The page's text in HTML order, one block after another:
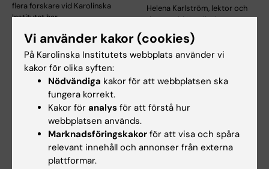
flera forskare vid Karolinska
Institutet har…
Helena Karlström, lektor och
docent vid Karolinska
Institutet, har…
Vi använder kakor (cookies)
På Karolinska Institutets webbplats använder vi
kakor för olika syften:
Nödvändiga kakor för att webbplatsen ska
fungera korrekt.
Kakor för analys för att förstå hur
webbplatsen används.
Marknadsföringskakor för att visa och spåra
relevant innehåll och annonser från externa
plattformar.